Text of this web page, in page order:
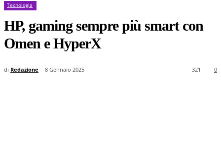
Tecnologia
HP, gaming sempre più smart con
Omen e HyperX
di Redazione 8 Gennaio 2025 0
321